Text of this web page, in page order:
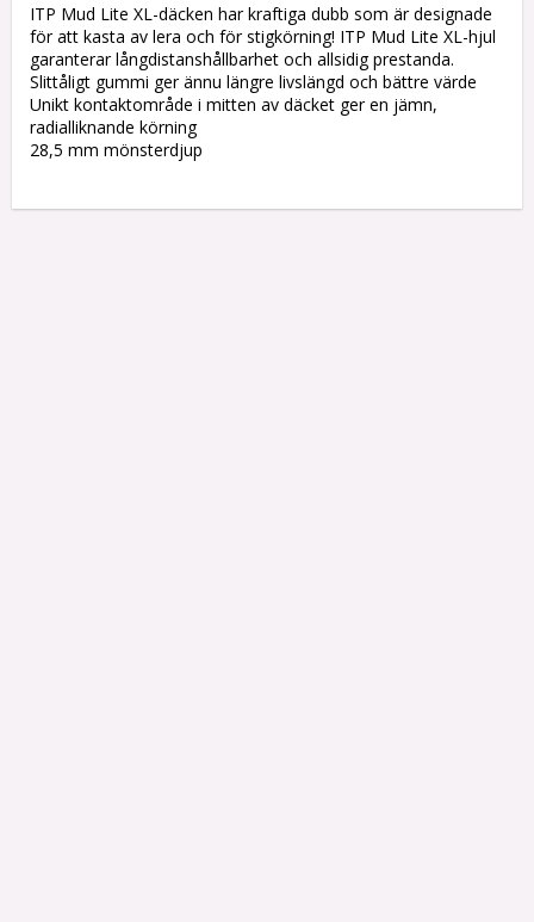
ITP Mud Lite XL-däcken har kraftiga dubb som är designade
för att kasta av lera och för stigkörning! ITP Mud Lite XL-hjul
garanterar långdistanshållbarhet och allsidig prestanda.
Slittåligt gummi ger ännu längre livslängd och bättre värde
Unikt kontaktområde i mitten av däcket ger en jämn,
radialliknande körning
28,5 mm mönsterdjup